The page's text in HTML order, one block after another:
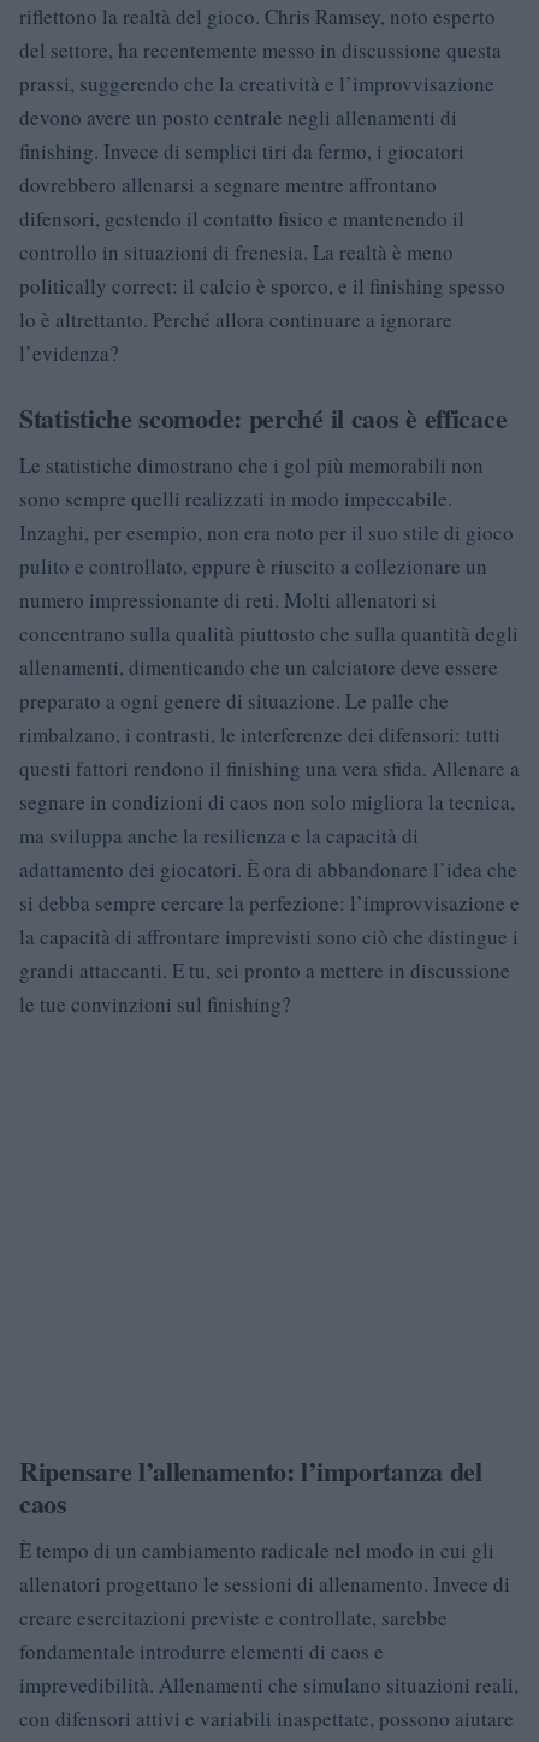
riflettono la realtà del gioco. Chris Ramsey, noto esperto
del settore, ha recentemente messo in discussione questa
prassi, suggerendo che la creatività e l’improvvisazione
devono avere un posto centrale negli allenamenti di
finishing. Invece di semplici tiri da fermo, i giocatori
dovrebbero allenarsi a segnare mentre affrontano
difensori, gestendo il contatto fisico e mantenendo il
controllo in situazioni di frenesia. La realtà è meno
politically correct: il calcio è sporco, e il finishing spesso
lo è altrettanto. Perché allora continuare a ignorare
l’evidenza?
Statistiche scomode: perché il caos è efficace
Le statistiche dimostrano che i gol più memorabili non
sono sempre quelli realizzati in modo impeccabile.
Inzaghi, per esempio, non era noto per il suo stile di gioco
pulito e controllato, eppure è riuscito a collezionare un
numero impressionante di reti. Molti allenatori si
concentrano sulla qualità piuttosto che sulla quantità degli
allenamenti, dimenticando che un calciatore deve essere
preparato a ogni genere di situazione. Le palle che
rimbalzano, i contrasti, le interferenze dei difensori: tutti
questi fattori rendono il finishing una vera sfida. Allenare a
segnare in condizioni di caos non solo migliora la tecnica,
ma sviluppa anche la resilienza e la capacità di
adattamento dei giocatori. È ora di abbandonare l’idea che
si debba sempre cercare la perfezione: l’improvvisazione e
la capacità di affrontare imprevisti sono ciò che distingue i
grandi attaccanti. E tu, sei pronto a mettere in discussione
le tue convinzioni sul finishing?
Ripensare l’allenamento: l’importanza del
caos
È tempo di un cambiamento radicale nel modo in cui gli
allenatori progettano le sessioni di allenamento. Invece di
creare esercitazioni previste e controllate, sarebbe
fondamentale introdurre elementi di caos e
imprevedibilità. Allenamenti che simulano situazioni reali,
con difensori attivi e variabili inaspettate, possono aiutare